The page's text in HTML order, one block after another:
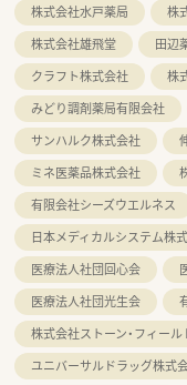
株式会社水戸薬局
株
株式会社雄飛堂
田辺
クラフト株式会社
株
みどり調剤薬局有限会社
サンハルク株式会社
ミネ医薬品株式会社
有限会社シーズウエルネス
日本メディカルシステム株
医療法人社団回心会
医療法人社団光生会
株式会社ストーン・フィール
ユニバーサルドラッグ株式